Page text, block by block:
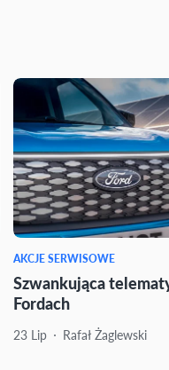
AKCJE SERWISOWE
Szwankująca
Fordach
23 Lip Rafał Żaglewski